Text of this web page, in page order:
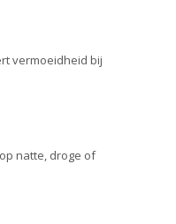
vermoeidheid bij
natte, droge of